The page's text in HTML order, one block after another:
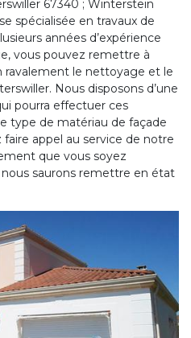
67340 ; Winterstein
spécialisée en travaux de
années d’expérience
vous pouvez remettre à
le nettoyage et le
Nous disposons d’une
pourra effectuer ces
type de matériau de façade
appel au service de notre
que vous soyez
saurons remettre en état